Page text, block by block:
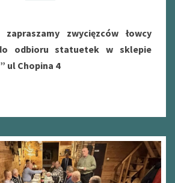
zwycięzców łowcy
odbioru statuetek w sklepie
ul Chopina 4